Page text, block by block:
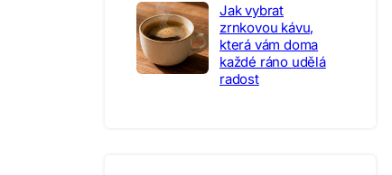
Jak vybrat
zrnkovou kávu,
která vám doma
každé ráno udělá
radost